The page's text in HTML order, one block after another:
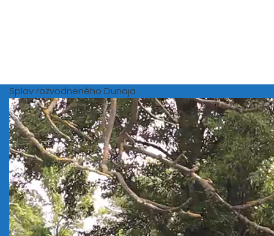
Splav rozvodneného Dunaja